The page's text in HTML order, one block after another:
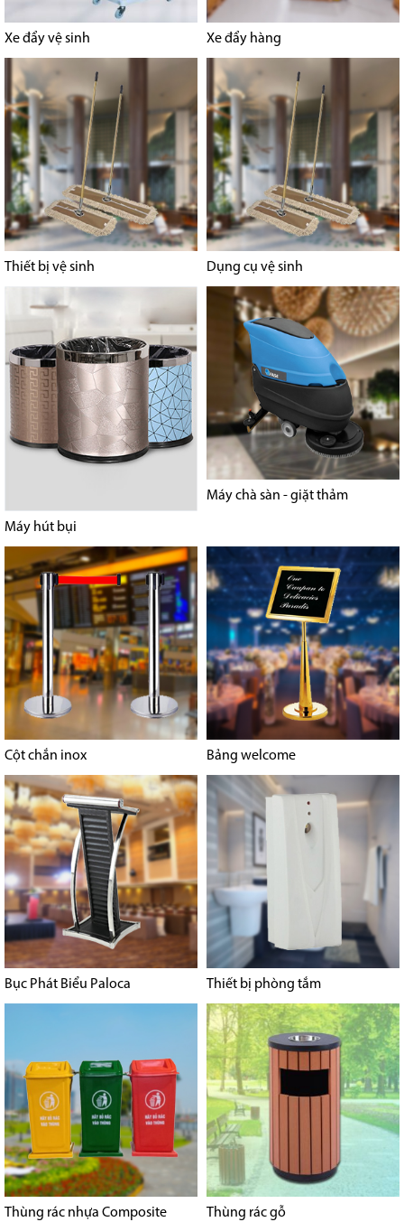
Xe đẩy vệ sinh Xe đẩy hàng
Thiết bị vệ sinh Dụng cụ vệ sinh
Máy hút bụi
Máy chà sàn - giặt thảm
Cột chắn inox Bảng welcome
Bục Phát Biểu Paloca Thiết bị phòng tắm
Thùng rác nhựa Composite Thùng rác gỗ